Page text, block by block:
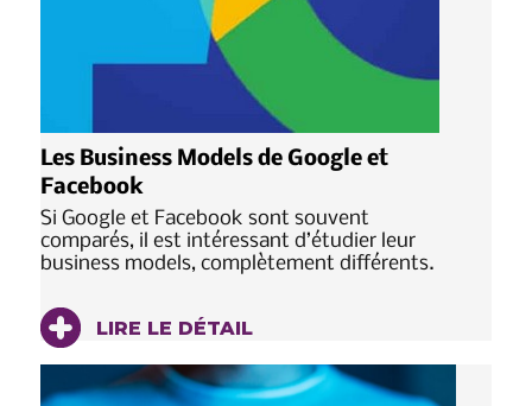
Les Business Models de Google et
Facebook
Si Google et Facebook sont souvent
comparés, il est intéressant d’étudier leur
business models, complètement différents.
LIRE LE DÉTAIL